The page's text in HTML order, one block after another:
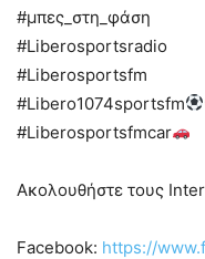
#μπες_στη_φάση
#Liberosportsradio
#Liberosportsfm
#Libero1074sportsfm
#Liberosportsfmcar
Ακολουθήστε τους
Facebook: https://